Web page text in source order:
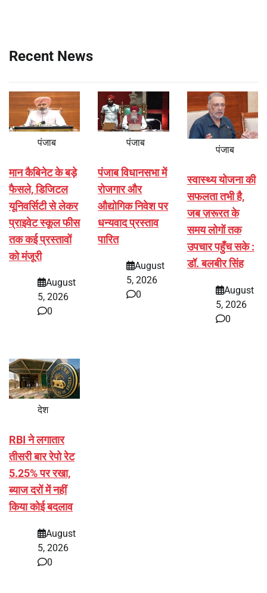
Recent News
पंजाब
मान कैबिनेट के बड़े
फैसले, डिजिटल
यूनिवर्सिटी से लेकर
प्राइवेट स्कूल फीस
तक कई प्रस्तावों
को मंजूरी
August
5, 2026
0
पंजाब
पंजाब विधानसभा में
रोजगार और
औद्योगिक निवेश पर
धन्यवाद प्रस्ताव
पारित
August
5, 2026
0
पंजाब
स्वास्थ्य योजना की
सफलता तभी है,
जब ज़रूरत के
समय लोगों तक
उपचार पहुँच सके :
डॉ. बलबीर सिंह
August
5, 2026
0
देश
RBI ने लगातार
तीसरी बार रेपो रेट
5.25% पर रखा,
ब्याज दरों में नहीं
किया कोई बदलाव
August
5, 2026
0